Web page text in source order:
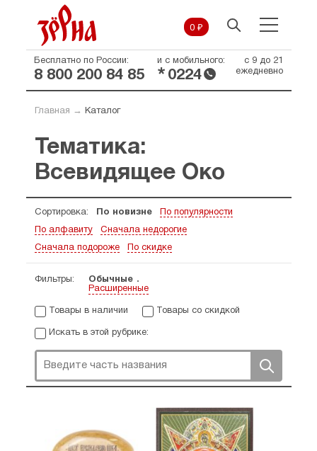
0 ₽
Бесплатно по России:
8 800 200 84 85
и с мобильного:
* 0224
с 9 до 21
ежедневно
Главная → Каталог
Тематика:
Всевидящее Око
Сортировка: По новизне По популярности
По алфавиту Сначала недорогие
Сначала подороже По скидке
Фильтры:
Обычные
Расширенные
Товары в наличии Товары со скидкой
Искать в этой рубрике: